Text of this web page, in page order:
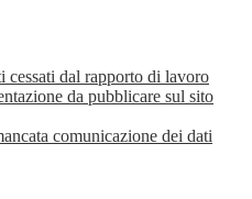
cessati dal rapporto di lavoro
da pubblicare sul sito
comunicazione dei dati